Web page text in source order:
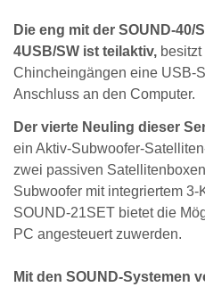
Die eng mit der SOUND-40/
4USB/SW ist teilaktiv,
Chincheingängen eine USB-
Anschluss an den Computer.
Der vierte Neuling dieser
ein Aktiv-Subwoofer-
zwei passiven
Subwoofer mit integriertem 3-
SOUND-21SET bietet die
PC angesteuert zuwerden.
Mit den SOUND-Systemen